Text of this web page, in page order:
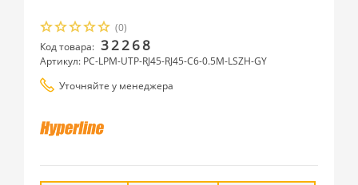
(0)
Код товара: 32268
Артикул: PC-LPM-UTP-RJ45-RJ45-C6-0.5M-LSZH-GY
Уточняйте у менеджера